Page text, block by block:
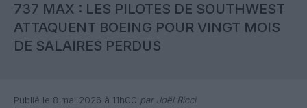
737 MAX : LES PILOTES DE SOUTHWEST
ATTAQUENT BOEING POUR VINGT MOIS
DE SALAIRES PERDUS
Publié le 8 mai 2026 à 11h00 par Joël Ricci